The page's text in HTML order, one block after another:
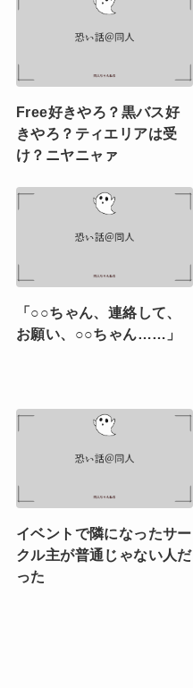
Free好きやろ？黒バス好
きやろ？ティエリアは受
け？ニヤニャァ
「○○ちゃん、連絡して、
お願い、○○ちゃん……」
イベントで隣になったサー
クル主が普通じゃない人だ
った